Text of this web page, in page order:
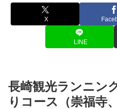
X
LINE
長崎観光ランニン
りコース（崇福寺